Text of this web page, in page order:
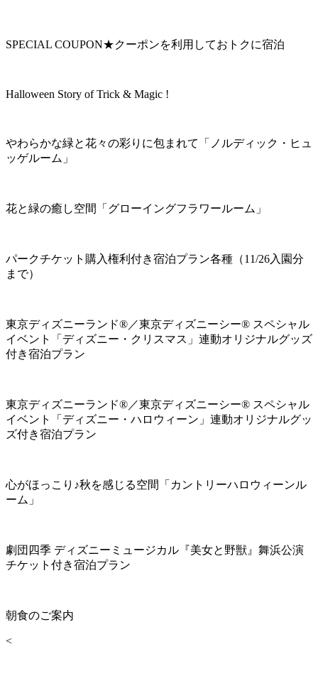
SPECIAL COUPON★クーポンを利用しておトクに宿泊
Halloween Story of Trick & Magic !
やわらかな緑と花々の彩りに包まれて「ノルディック・ヒュ
ッゲルーム」
花と緑の癒し空間「グローイングフラワールーム」
パークチケット購入権利付き宿泊プラン各種（11/26入園分
まで）
東京ディズニーランド®／東京ディズニーシー® スペシャル
イベント「ディズニー・クリスマス」連動オリジナルグッズ
付き宿泊プラン
東京ディズニーランド®／東京ディズニーシー® スペシャル
イベント「ディズニー・ハロウィーン」連動オリジナルグッ
ズ付き宿泊プラン
心がほっこり♪秋を感じる空間「カントリーハロウィーンル
ーム」
劇団四季 ディズニーミュージカル『美女と野獣』舞浜公演
チケット付き宿泊プラン
朝食のご案内
<